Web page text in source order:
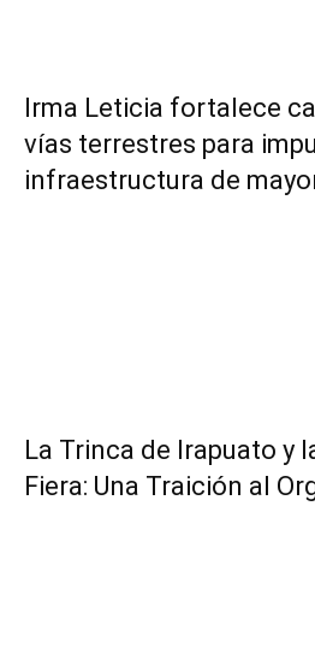
Irma Leticia fortalece
vías terrestres para
infraestructura de
​La Trinca de Irapuato y
Fiera: Una Traición al